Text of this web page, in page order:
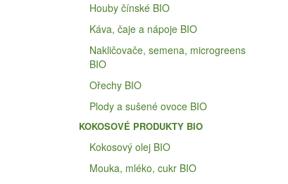
Houby čínské BIO
Káva, čaje a nápoje BIO
Nakličovače, semena, microgreens
BIO
Ořechy BIO
Plody a sušené ovoce BIO
KOKOSOVÉ PRODUKTY BIO
Kokosový olej BIO
Mouka, mléko, cukr BIO